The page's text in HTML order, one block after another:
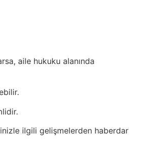
aile hukuku alanında
ilgili gelişmelerden haberdar